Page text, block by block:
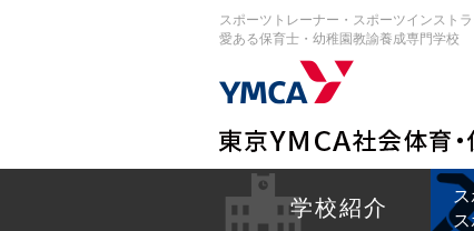
スポーツトレーナー・スポーツインスト
愛ある保育士・幼稚園教諭養成専門学校
学校紹介
ス